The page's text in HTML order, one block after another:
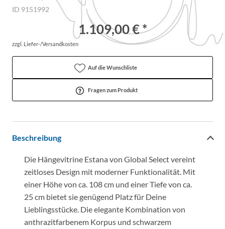
ID 9151992
1.109,00 € *
zzgl. Liefer-/Versandkosten
Auf die Wunschliste
Fragen zum Produkt
Beschreibung
Die Hängevitrine Estana von Global Select vereint
zeitloses Design mit moderner Funktionalität. Mit
einer Höhe von ca. 108 cm und einer Tiefe von ca.
25 cm bietet sie genügend Platz für Deine
Lieblingsstücke. Die elegante Kombination von
anthrazitfarbenem Korpus und schwarzem